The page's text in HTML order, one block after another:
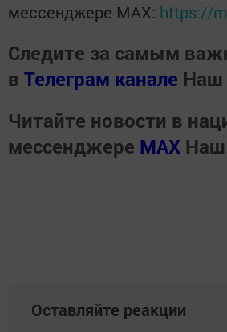
мессенджере MАХ: https://
Следите за самым
в Телеграм канале Наш
Читайте новости в
мессенджере MАХ
Оставляйте реакции